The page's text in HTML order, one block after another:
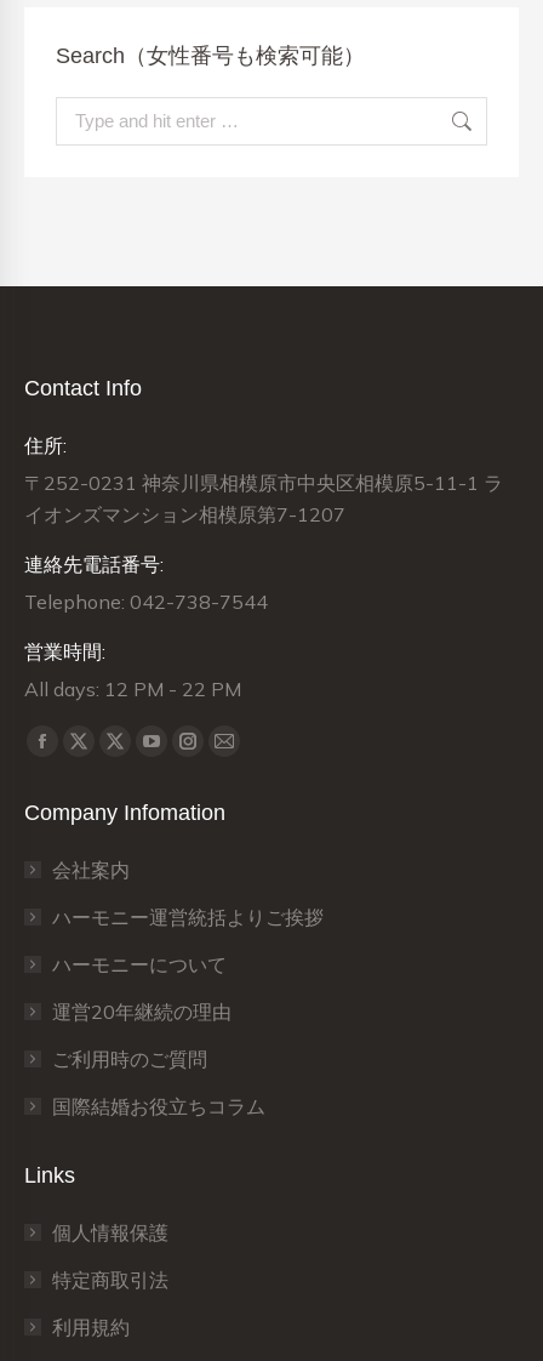
Search（女性番号も検索可能）
Search:
Contact Info
住所:
〒252-0231 神奈川県相模原市中央区相模原5-11-1 ラ
イオンズマンション相模原第7-1207
連絡先電話番号:
Telephone: 042-738-7544
営業時間:
All days: 12 PM - 22 PM
Find us on:
Facebook
opens
new
window
X
opens
new
window
X
opens
new
window
YouTube
opens
window
Instagram
opens
window
Mail
opens
window
Company Infomation
会社案内
ハーモニー運営統括よりご挨拶
ハーモニーについて
運営20年継続の理由
ご利用時のご質問
国際結婚お役立ちコラム
Links
個人情報保護
特定商取引法
利用規約